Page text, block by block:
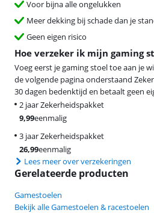
Voor bijna alle ongelukken
Meer dekking bij schade dan je
Geen eigen risico
Hoe verzeker ik mijn gaming
Voeg eerst je gaming stoel toe aan je
de volgende pagina onderstaand
30 dagen bedenktijd en betaalt geen
2 jaar Zekerheidspakket
9,99eenmalig
3 jaar Zekerheidspakket
26,99eenmalig
Lees meer over verzekeringen
Gerelateerde producten
Gamestoelen
Bekijk alle Gamestoelen & racestoelen